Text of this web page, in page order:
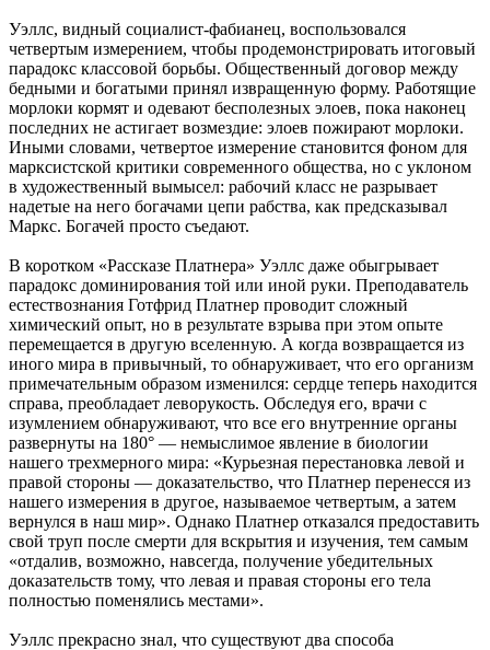
Уэллс, видный социалист-фабианец, воспользовался
четвертым измерением, чтобы продемонстрировать итоговый
парадокс классовой борьбы. Общественный договор между
бедными и богатыми принял извращенную форму. Работящие
морлоки кормят и одевают бесполезных элоев, пока наконец
последних не астигает возмездие: элоев пожирают морлоки.
Иными словами, четвертое измерение становится фоном для
марксистской критики современного общества, но с уклоном
в художественный вымысел: рабочий класс не разрывает
надетые на него богачами цепи рабства, как предсказывал
Маркс. Богачей просто съедают.
В коротком «Рассказе Платнера» Уэллс даже обыгрывает
парадокс доминирования той или иной руки. Преподаватель
естествознания Готфрид Платнер проводит сложный
химический опыт, но в результате взрыва при этом опыте
перемещается в другую вселенную. А когда возвращается из
иного мира в привычный, то обнаруживает, что его организм
примечательным образом изменился: сердце теперь находится
справа, преобладает леворукость. Обследуя его, врачи с
изумлением обнаруживают, что все его внутренние органы
развернуты на 180° — немыслимое явление в биологии
нашего трехмерного мира: «Курьезная перестановка левой и
правой стороны — доказательство, что Платнер перенесся из
нашего измерения в другое, называемое четвертым, а затем
вернулся в наш мир». Однако Платнер отказался предоставить
свой труп после смерти для вскрытия и изучения, тем самым
«отдалив, возможно, навсегда, получение убедительных
доказательств тому, что левая и правая стороны его тела
полностью поменялись местами».
Уэллс прекрасно знал, что существуют два способа